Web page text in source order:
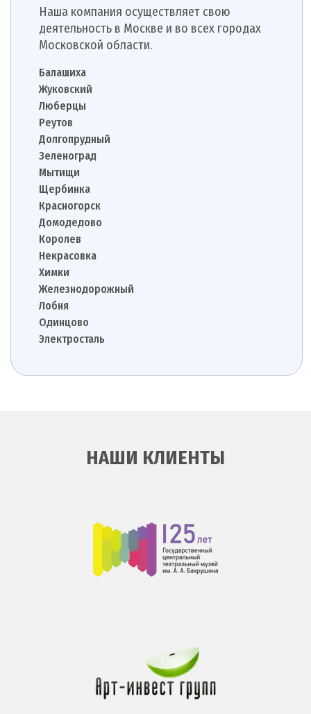
Наша компания осуществляет свою
деятельность в Москве и во всех городах
Московской области.
Балашиха
Жуковский
Люберцы
Реутов
Долгопрудный
Зеленоград
Мытищи
Щербинка
Красногорск
Домодедово
Королев
Некрасовка
Химки
Железнодорожный
Лобня
Одинцово
Электросталь
НАШИ КЛИЕНТЫ